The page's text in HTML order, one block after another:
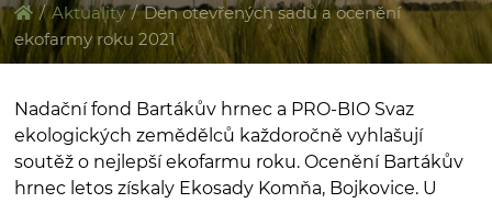
/ Aktuality / Den otevřených sadů a ocenění
ekofarmy roku 2021
Nadační fond Bartákův hrnec a PRO-BIO Svaz
ekologických zemědělců každoročně vyhlašují
soutěž o nejlepší ekofarmu roku. Ocenění Bartákův
hrnec letos získaly Ekosady Komňa, Bojkovice. U